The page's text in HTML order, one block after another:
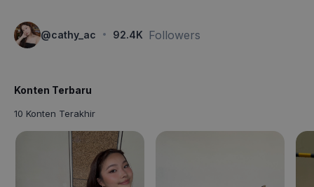
@cathy_ac · 92.4K Followers
Konten Terbaru
10 Konten Terakhir